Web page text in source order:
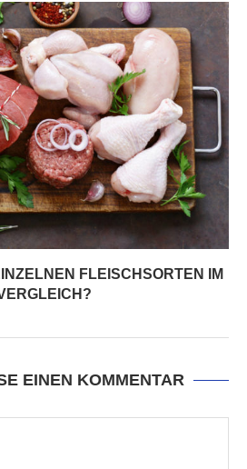
FLEISCHSORTEN IM
EINEN KOMMENTAR